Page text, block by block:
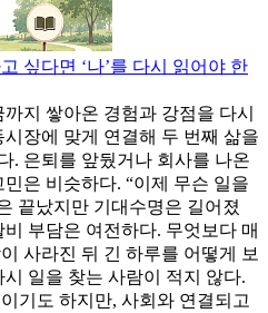
싶다면 ‘나’를 다시 읽어야 한
지 쌓아온 경험과 강점을 다시
장에 맞게 연결해 두 번째 삶을
. 은퇴를 앞뒀거나 회사를 나온
은 비슷하다. “이제 무슨 일을
끝났지만 기대수명은 길어졌
부담은 여전하다. 무엇보다 매
사라진 뒤 긴 하루를 어떻게 보
일을 찾는 사람이 적지 않다.
기도 하지만, 사회와 연결되고